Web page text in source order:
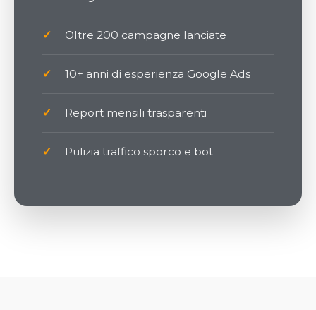
✓ Oltre 200 campagne lanciate
✓ 10+ anni di esperienza Google Ads
✓ Report mensili trasparenti
✓ Pulizia traffico sporco e bot